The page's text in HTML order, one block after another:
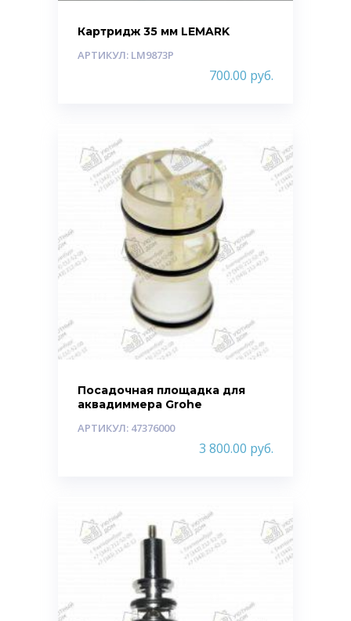
Картридж 35 мм LEMARK
АРТИКУЛ: LM9873P
700.00 руб.
Посадочная площадка для
аквадиммера Grohe
АРТИКУЛ: 47376000
3 800.00 руб.